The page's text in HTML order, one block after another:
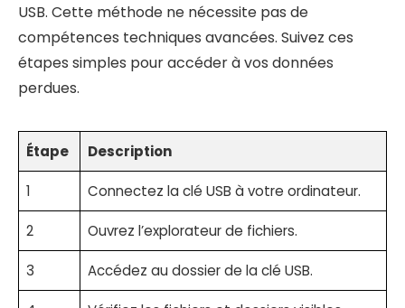
USB. Cette méthode ne nécessite pas de
compétences techniques avancées. Suivez ces
étapes simples pour accéder à vos données
perdues.
Étape Description
1 Connectez la clé USB à votre ordinateur.
2 Ouvrez l’explorateur de fichiers.
3 Accédez au dossier de la clé USB.